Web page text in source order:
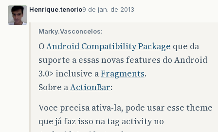
Henrique.tenorio9 de jan. de 2013
Marky.Vasconcelos:
OAndroid Compatibility Package que da
suporte a essas novas features do Android
3.0> inclusive aFragments.
Sobre aActionBar:
Voce precisa ativa-la, pode usar esse theme
que já faz isso na tag activity no